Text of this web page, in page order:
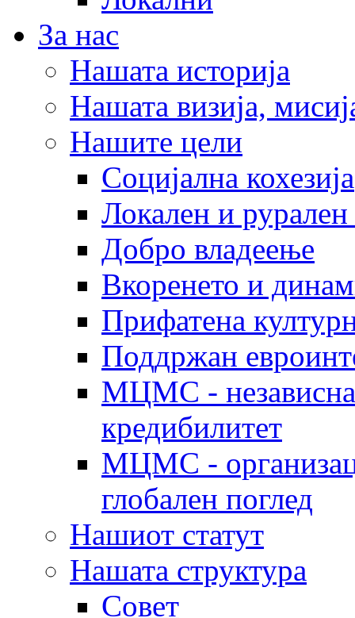
За нас
Нашата историја
Нашата визија,
Нашите цели
Социјална кохезија
Локален и рурален
Добро владеење
Вкоренето и
Прифатена
Поддржан
МЦМС - независна
кредибилитет
МЦМС -
глобален поглед
Нашиот статут
Нашата структура
Совет